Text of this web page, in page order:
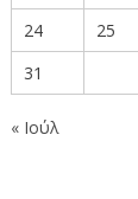
24
25
31
« Ιούλ